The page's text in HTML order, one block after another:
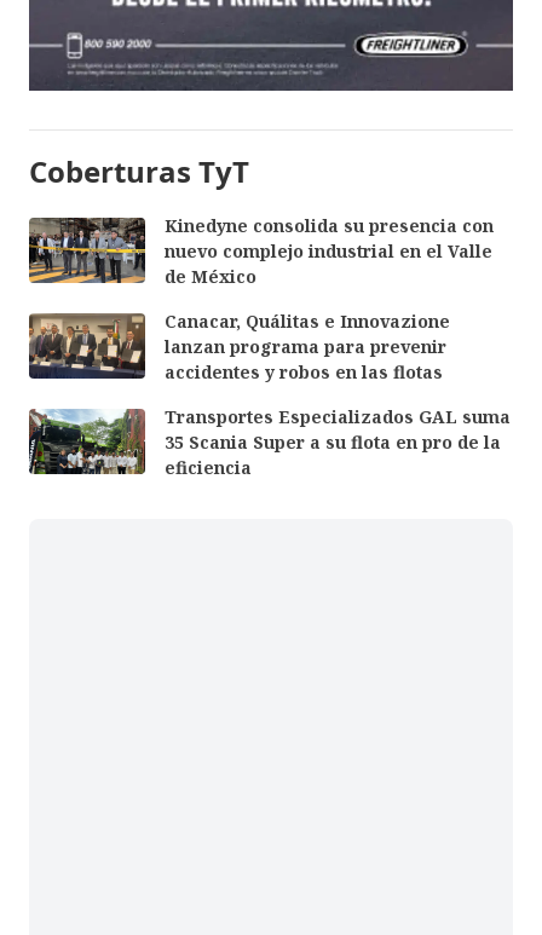
Coberturas TyT
Kinedyne consolida su presencia con
nuevo complejo industrial en el Valle
de México
Canacar, Quálitas e Innovazione
lanzan programa para prevenir
accidentes y robos en las flotas
Transportes Especializados GAL suma
35 Scania Super a su flota en pro de la
eficiencia